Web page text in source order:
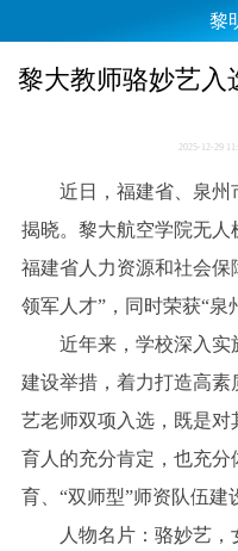
黎
黎大教师骆妙艺入
2025-12-29
近日，福建省、泉州
揭晓。黎大航空学院无
福建省人力资源和社会保
领军人才”，同时荣获“泉
近年来，学校深入实
建设举措，着力打造高素
艺老师双项入选，既是
育人的充分肯定，也充
育、“双师型”师资队伍建
人物名片：骆妙艺